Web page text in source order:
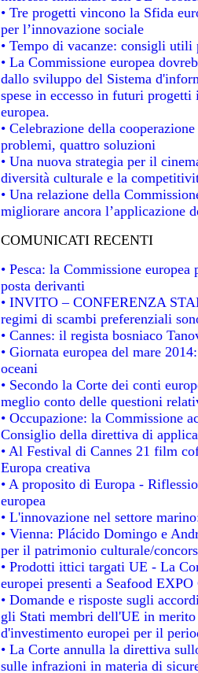
• Tre progetti vincono la Sfida
per l’innovazione sociale
• Tempo di vacanze: consigli utili
• La Commissione europea
dallo sviluppo del Sistema
spese in eccesso in futuri
europea.
• Celebrazione della
problemi, quattro soluzioni
• Una nuova strategia per il
diversità culturale e la
• Una relazione della
migliorare ancora l’applicazione
COMUNICATI RECENTI
• Pesca: la Commissione
posta derivanti
• INVITO – CONFERENZA
regimi di scambi preferenziali
• Cannes: il regista bosniaco
• Giornata europea del mare
oceani
• Secondo la Corte dei conti
meglio conto delle questioni
• Occupazione: la Commissione
Consiglio della direttiva di
• Al Festival di Cannes 21 film
Europa creativa
• A proposito di Europa -
europea
• L'innovazione nel settore
• Vienna: Plácido Domingo e
per il patrimonio culturale/
• Prodotti ittici targati UE - La
europei presenti a Seafood
• Domande e risposte sugli
gli Stati membri dell'UE in
d'investimento europei per il
• La Corte annulla la direttiva
sulle infrazioni in materia di